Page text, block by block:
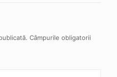
Câmpurile obligatorii